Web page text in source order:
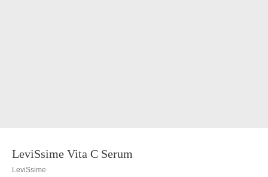
LeviSsime Vita C Serum
LeviSsime